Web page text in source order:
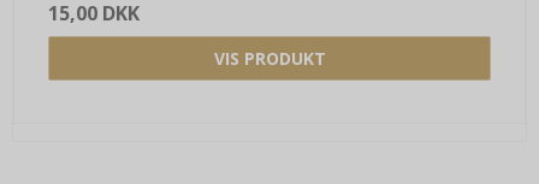
15,00 DKK
VIS PRODUKT